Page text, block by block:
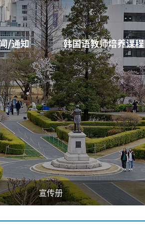
/通知 韩国语教师培养课程
宣传册